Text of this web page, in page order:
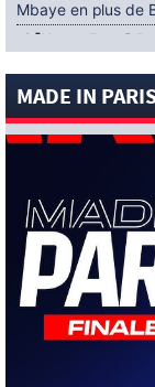
Mbaye en plus de
[News-Pros]
[News-Pros]
pour boucler le
4 AOÛT 2026
(Officiel)
[News-
(Foot Mercato)
[News-
(L’Equipe)
[News-Pros]
MADE IN